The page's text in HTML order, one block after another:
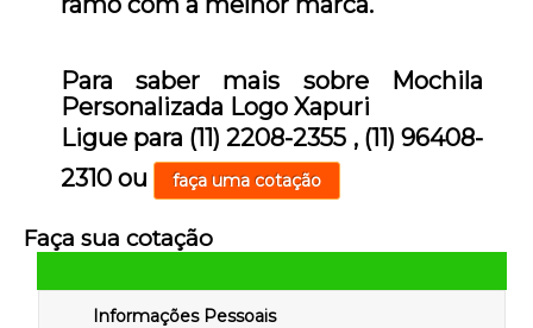
Para saber mais sobre Mochila
Personalizada Logo Xapuri
Ligue para (11) 2208-2355 , (11) 96408-
2310 ou faça uma cotação
Faça sua cotação
Informações Pessoais